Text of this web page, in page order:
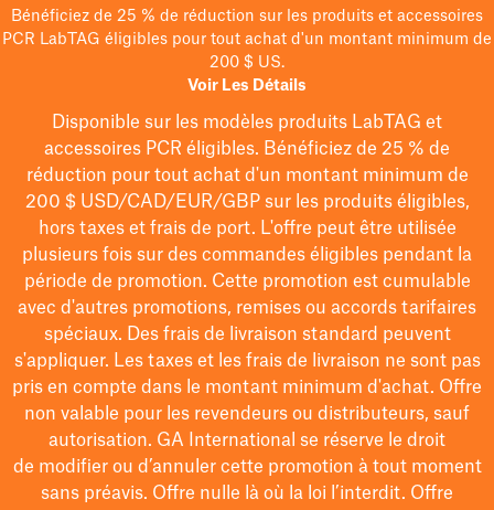
Bénéficiez de 25 % de réduction sur les produits et accessoires
PCR LabTAG éligibles pour tout achat d'un montant minimum de
200 $ US.
Voir Les Détails
Disponible sur les modèles produits LabTAG et
accessoires PCR éligibles. Bénéficiez de 25 % de
réduction pour tout achat d'un montant minimum de
200 $USD/CAD/EUR/GBPsur les produits éligibles,
hors taxes et frais de port. L'offre peut être utilisée
plusieurs fois sur des commandes éligibles pendant la
période de promotion. Cette promotion est cumulable
avec d'autres promotions, remises ou accords tarifaires
spéciaux. Des frais de livraison standard peuvent
s'appliquer. Les taxes et les frais de livraison ne sont pas
pris en compte dans le montant minimum d'achat. Offre
non valable pour les revendeurs ou distributeurs, sauf
autorisation. GA International se réserve le droit
de modifierou d’annuler cette promotion à tout moment
sans préavis. Offre nulle là où la loi l’interdit. Offre